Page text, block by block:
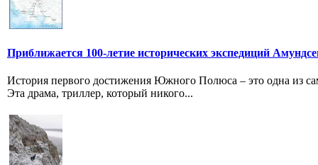
Приближается 100-летие исторических экспедиций
История первого достижения Южного Полюса – это одна из
Эта драма, триллер, который никого...